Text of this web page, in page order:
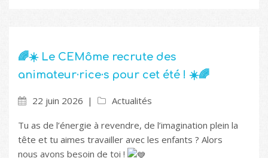
🌈☀️ Le CEMôme recrute des
animateur·rice·s pour cet été ! ☀️🌈
22 juin 2026 Actualités
Tu as de l’énergie à revendre, de l’imagination plein la
tête et tu aimes travailler avec les enfants ? Alors
nous avons besoin de toi !